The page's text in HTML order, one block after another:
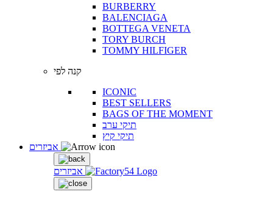
BURBERRY
BALENCIAGA
BOTTEGA VENETA
TORY BURCH
TOMMY HILFIGER
קנה לפי
ICONIC
BEST SELLERS
BAGS OF THE MOMENT
תיקי ערב
תיקי קיץ
אביזרים